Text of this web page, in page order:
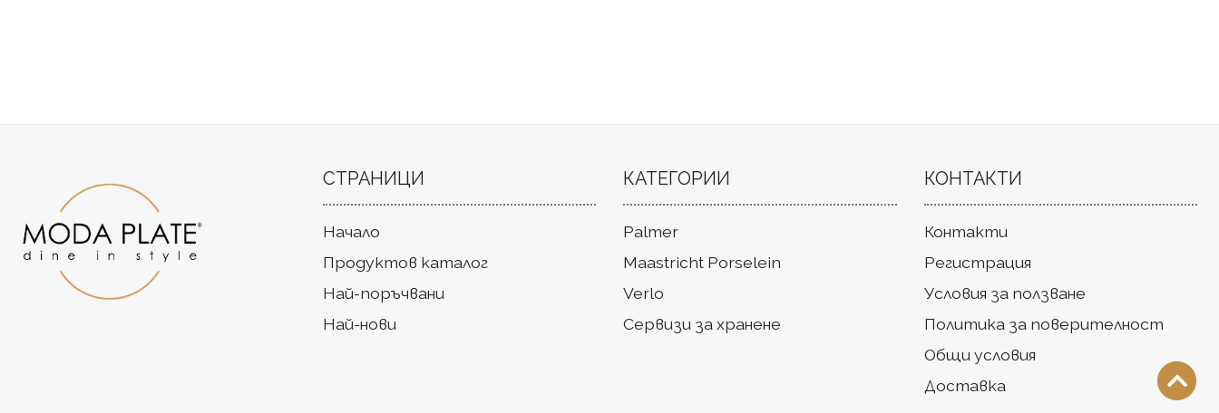
СТРАНИЦИ
Начало
Продуктов каталог
Най-поръчвани
Най-нови
КАТЕГОРИИ
Palmer
Maastricht Porselein
Verlo
Сервизи за хранене
КОНТАКТИ
Контакти
Регистрация
Условия за ползване
Политика за поверителност
Общи условия
Доставка